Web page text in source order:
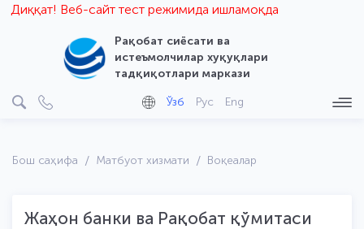
Веб-сайт тест режимида ишламоқда
Рақобат сиёсати ва
истеъмолчилар хуқуқлари
тадқиқотлари маркази
Ўзб Рус Eng
Бош саҳифа Матбуот хизмати Воқеалар
Жаҳон банки ва Рақобат қўмитаси